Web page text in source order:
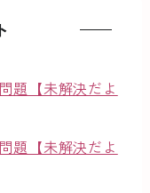
題【未解決だよ
題【未解決だよ